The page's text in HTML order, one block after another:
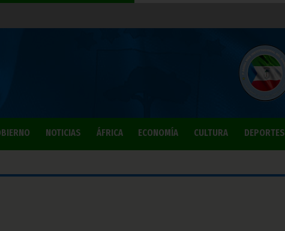
NOTICIAS ÁFRICA ECONOMÍA CULTURA DEPORTES